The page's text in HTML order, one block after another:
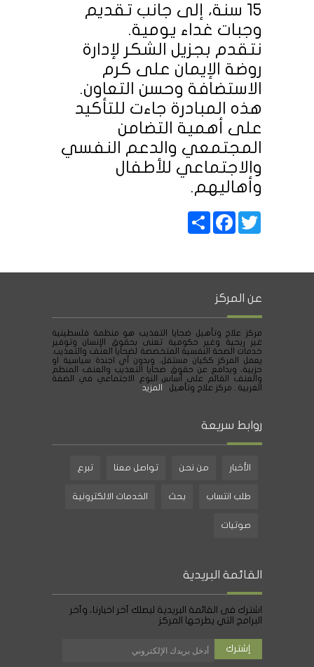
15 سنة، إلى جانب تقديم
وجبات غداء يومية.
نتقدم بجزيل الشكر لإدارة
روضة الإيمان على كرم
الاستضافة وحسن التعاون.
هذه المبادرة جاءت للتأكيد
على أهمية التضامن
المجتمعي والدعم النفسي
والاجتماعي للأطفال
وأهاليهم.
Share
FacebookTwitter
عن المركز
مركز علاج وتأهيل ضحايا التعذيب هو منظمة فلسطينية
غير ربحية وغير حكومية تعنى بحقوق الإنسان وتوفير
خدمات الصحة النفسية المتخصصة لضحايا العنف والتعذيب.
يعمل المركز ككيان مستقل، وبدون أي اجندة سياسية او
حزبية، ويدافع عن حقوق ضحايا التعذيب والعنف المنظم
والعنف القائم على أساس النوع الاجتماعي في الضفة
الغربية . مركز علاج وتأهيل
المزيد
روابط سريعة
الأخبار من نحن تواصل معنا تبرع
طلب انتساب بحث الخدمات الالكترونية
صوتيات
القائمة البريدية
اشترك فى القائمة البريدية ليصلك آخر اخبارنا، وآخر
البرامج التي يطرحها المركز